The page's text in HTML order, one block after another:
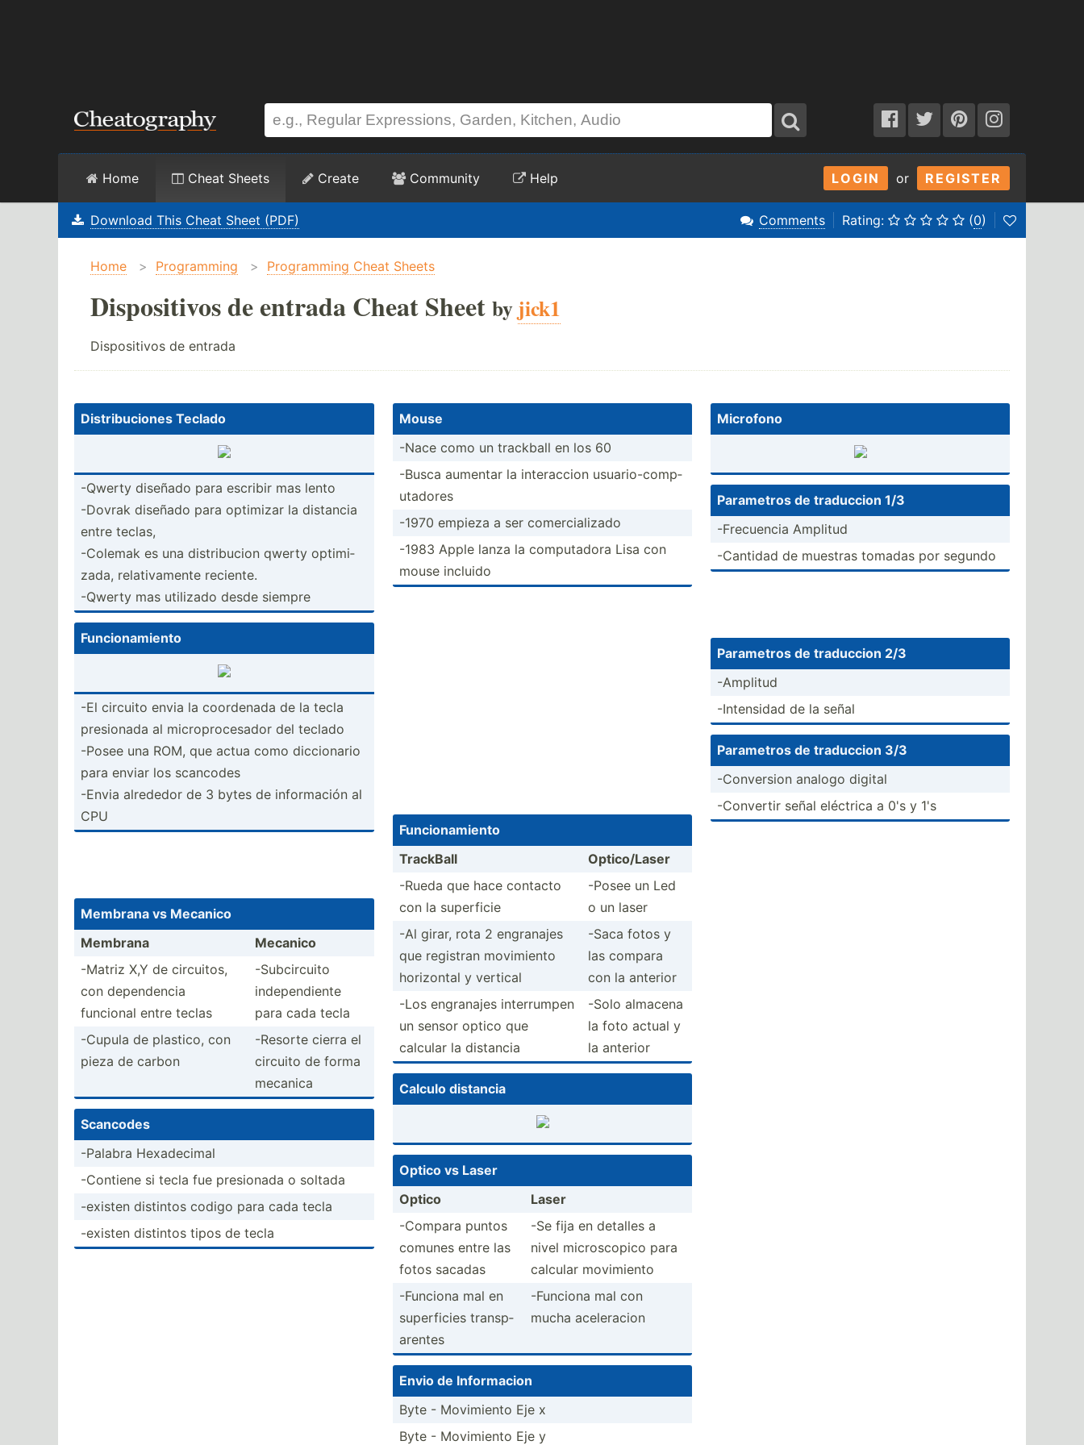
LOGIN or REGISTER
Home Cheat Sheets Create Community Help
Download This Cheat Sheet (PDF) Comments Rating: (0)
Home > Programming > Programming Cheat Sheets
Dispositivos de entrada Cheat Sheet byjick1
Dispositivos de entrada
Distri­buc­iones Teclado
-Qwerty diseñado para escribir mas lento
-Dovrak diseñado para optimizar la distancia
entre teclas,
-Colemak es una distri­bucion qwerty optimi­
zada, relati­vamente reciente.
-Qwerty mas utilizado desde siempre
Funcio­nam­iento
-El circuito envia la coordenada de la tecla
presionada al microp­roc­esador del teclado
-Posee una ROM, que actua como diccio­nario
para enviar los scancodes
-Envia alrededor de 3 bytes de inform­ación al
CPU
Membrana vs Mecanico
Membrana
Mecanico
-Matriz X,Y de circuitos,
con depend­encia
funcional entre teclas
-Subci­rcuito
indepe­ndiente
para cada tecla
-Cupula de plastico, con
pieza de carbon
-Resorte cierra el
circuito de forma
mecanica
Scancodes
-Palabra Hexade­cimal
-Contiene si tecla fue presionada o soltada
-existen distintos codigo para cada tecla
-existen distintos tipos de tecla
Mouse
-Nace como un trackball en los 60
-Busca aumentar la intera­ccion usuari­o-c­omp­
uta­dores
-1970 empieza a ser comerc­ial­izado
-1983 Apple lanza la comput­adora Lisa con
mouse incluido
Funcio­nam­iento
TrackBall
Optico­/Laser
-Rueda que hace contacto
con la superficie
-Posee un Led
o un laser
-Al girar, rota 2 engranajes
que registran movimiento
horizontal y vertical
-Saca fotos y
las compara
con la anterior
-Los engranajes interr­umpen
un sensor optico que
calcular la distancia
-Solo almacena
la foto actual y
la anterior
Calculo distancia
Optico vs Laser
Optico
Laser
-Compara puntos
comunes entre las
fotos sacadas
-Se fija en detalles a
nivel micros­copico para
calcular movimiento
-Funciona mal en
superf­icies transp­
arentes
-Funciona mal con
mucha aceler­acion
Envio de Inform­acion
Byte - Movimiento Eje x
Byte - Movimiento Eje y
Microfono
Parametros de traduccion 1/3
-Frecu­encia Amplitud
-Cantidad de muestras tomadas por segundo
Parametros de traduccion 2/3
-Amplitud
-Inten­sidad de la señal
Parametros de traduccion 3/3
-Conve­rsion analogo digital
-Convertir señal eléctrica a 0's y 1's